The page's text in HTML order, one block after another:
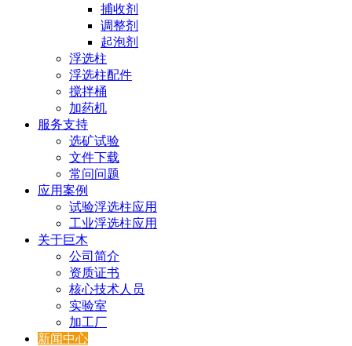
捕收剂
调整剂
起泡剂
浮选柱
浮选柱配件
搅拌桶
加药机
服务支持
选矿试验
文件下载
常问问题
应用案例
试验浮选柱应用
工业浮选柱应用
关于巨木
公司简介
资质证书
核心技术人员
实验室
加工厂
新闻中心